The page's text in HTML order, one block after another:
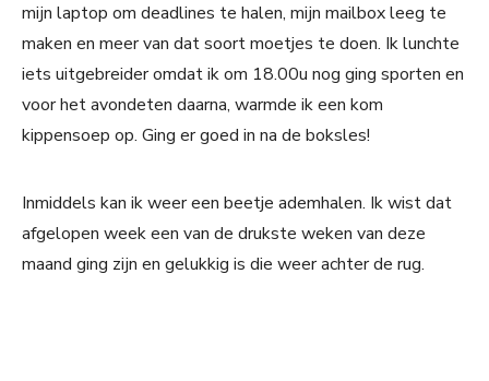
mijn laptop om deadlines te halen, mijn mailbox leeg te
maken en meer van dat soort moetjes te doen. Ik lunchte
iets uitgebreider omdat ik om 18.00u nog ging sporten en
voor het avondeten daarna, warmde ik een kom
kippensoep op. Ging er goed in na de boksles!
Inmiddels kan ik weer een beetje ademhalen. Ik wist dat
afgelopen week een van de drukste weken van deze
maand ging zijn en gelukkig is die weer achter de rug.